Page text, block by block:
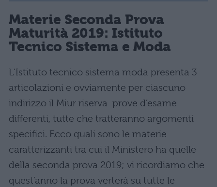
Materie Seconda Prova
Maturità 2019: Istituto
Tecnico Sistema e Moda
L’Istituto tecnico sistema moda presenta 3
articolazioni e ovviamente per ciascuno
indirizzo il Miur riserva prove d’esame
differenti, tutte che tratteranno argomenti
specifici. Ecco quali sono le materie
caratterizzanti tra cui il Ministero ha quelle
della seconda prova 2019; vi ricordiamo che
quest’anno la prova verterà su tutte le